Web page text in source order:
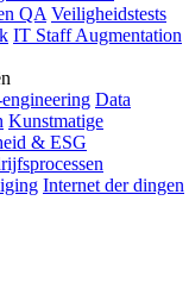
QA Veiligheidstests
IT Staff Augmentation
Data
Kunstmatige
& ESG
Internet der dingen